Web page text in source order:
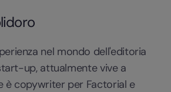
nel mondo dell'editoria
up, attualmente vive a
è copywriter per Factorial e